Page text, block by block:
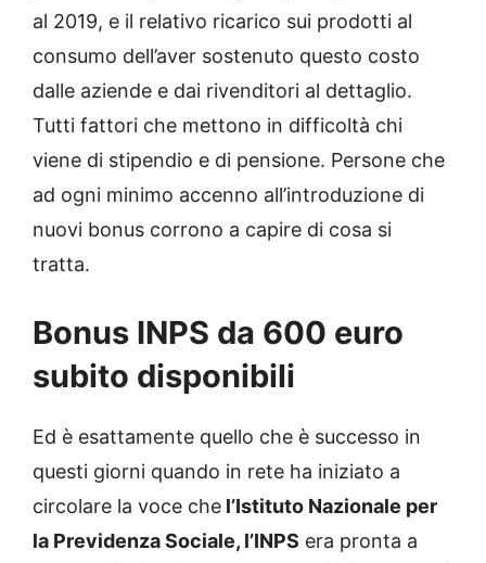
al 2019, e il relativo ricarico sui prodotti al
consumo dell’aver sostenuto questo costo
dalle aziende e dai rivenditori al dettaglio.
Tutti fattori che mettono in difficoltà chi
viene di stipendio e di pensione. Persone che
ad ogni minimo accenno all’introduzione di
nuovi bonus corrono a capire di cosa si
tratta.
Bonus INPS da 600 euro
subito disponibili
Ed è esattamente quello che è successo in
questi giorni quando in rete ha iniziato a
circolare la voce che l’Istituto Nazionale per
la Previdenza Sociale, l’INPS era pronta a